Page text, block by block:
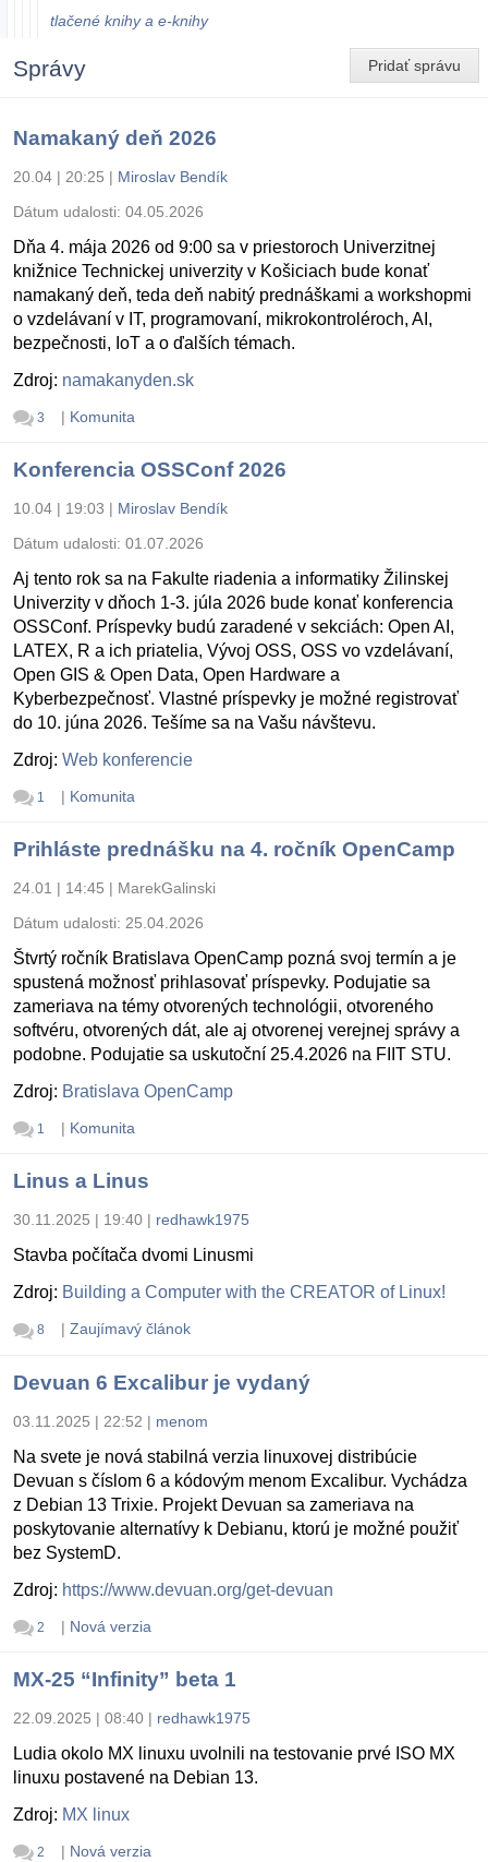
tlačené knihy a e-knihy
Pridať správu
Správy
Namakaný deň 2026
20.04 | 20:25 | Miroslav Bendík
Dátum udalosti: 04.05.2026
Dňa 4. mája 2026 od 9:00 sa v priestoroch Univerzitnej
knižnice Technickej univerzity v Košiciach bude konať
namakaný deň, teda deň nabitý prednáškami a workshopmi
o vzdelávaní v IT, programovaní, mikrokontroléroch, AI,
bezpečnosti, IoT a o ďalších témach.
Zdroj: namakanyden.sk
3 | Komunita
Konferencia OSSConf 2026
10.04 | 19:03 | Miroslav Bendík
Dátum udalosti: 01.07.2026
Aj tento rok sa na Fakulte riadenia a informatiky Žilinskej
Univerzity v dňoch 1-3. júla 2026 bude konať konferencia
OSSConf. Príspevky budú zaradené v sekciách: Open AI,
LATEX, R a ich priatelia, Vývoj OSS, OSS vo vzdelávaní,
Open GIS & Open Data, Open Hardware a
Kyberbezpečnosť. Vlastné príspevky je možné registrovať
do 10. júna 2026. Tešíme sa na Vašu návštevu.
Zdroj: Web konferencie
1 | Komunita
Prihláste prednášku na 4. ročník OpenCamp
24.01 | 14:45 | MarekGalinski
Dátum udalosti: 25.04.2026
Štvrtý ročník Bratislava OpenCamp pozná svoj termín a je
spustená možnosť prihlasovať príspevky. Podujatie sa
zameriava na témy otvorených technológii, otvoreného
softvéru, otvorených dát, ale aj otvorenej verejnej správy a
podobne. Podujatie sa uskutoční 25.4.2026 na FIIT STU.
Zdroj: Bratislava OpenCamp
1 | Komunita
Linus a Linus
30.11.2025 | 19:40 | redhawk1975
Stavba počítača dvomi Linusmi
Zdroj: Building a Computer with the CREATOR of Linux!
8 | Zaujímavý článok
Devuan 6 Excalibur je vydaný
03.11.2025 | 22:52 | menom
Na svete je nová stabilná verzia linuxovej distribúcie
Devuan s číslom 6 a kódovým menom Excalibur. Vychádza
z Debian 13 Trixie. Projekt Devuan sa zameriava na
poskytovanie alternatívy k Debianu, ktorú je možné použiť
bez SystemD.
Zdroj: https://www.devuan.org/get-devuan
2 | Nová verzia
MX-25 “Infinity” beta 1
22.09.2025 | 08:40 | redhawk1975
Ludia okolo MX linuxu uvolnili na testovanie prvé ISO MX
linuxu postavené na Debian 13.
Zdroj: MX linux
2 | Nová verzia